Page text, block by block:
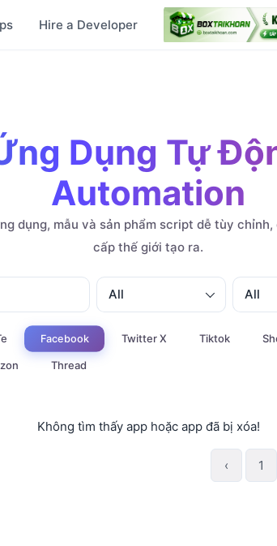
Hire a Developer
Dụng Tự
Automation
dụng, mẫu và sản phẩm script dễ tùy
cấp thế giới tạo ra.
All All
Facebook Twitter X Tiktok
Thread
Không tìm thấy app hoặc app đã bị xóa!
‹ 1